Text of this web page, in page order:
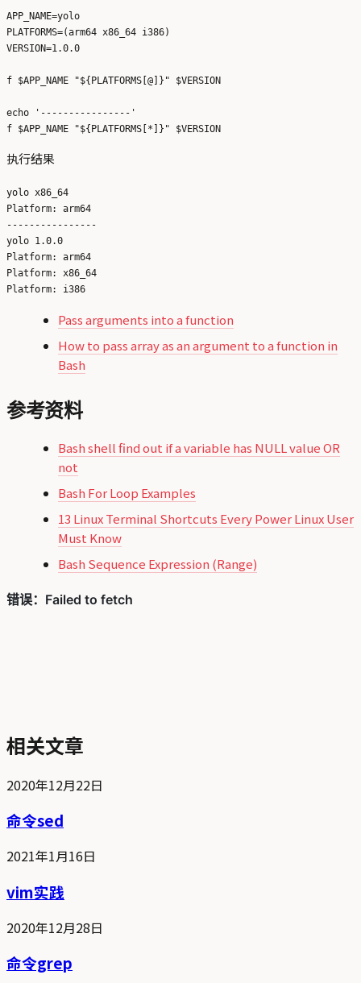
APP_NAME=yolo
PLATFORMS=(arm64 x86_64 i386)
VERSION=1.0.0
f $APP_NAME "${PLATFORMS[@]}" $VERSION
echo '----------------'
执行结果
yolo x86_64
Platform: arm64
----------------
yolo 1.0.0
Platform: arm64
Platform: x86_64
Pass arguments into a function
How to pass array as an argument to a function in
Bash
参考资料
Bash shell find out if a variable has NULL value OR
not
Bash For Loop Examples
13 Linux Terminal Shortcuts Every Power Linux User
Must Know
Bash Sequence Expression (Range)
相关文章
2020年12月22日
命令sed
2021年1月16日
vim实践
2020年12月28日
命令grep